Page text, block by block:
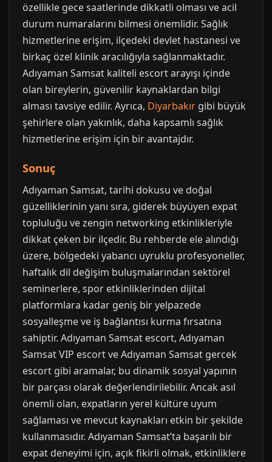
özellikle gece saatlerinde dikkatli olması ve acil
durum numaralarını bilmesi önemlidir. Sağlık
hizmetlerine erişim, ilçedeki devlet hastanesi ve
birkaç özel klinik aracılığıyla sağlanmaktadır.
Adıyaman Samsat kaliteli escort arayışı içinde
olan bireylerin, güvenilir kaynaklardan bilgi
alması tavsiye edilir. Ayrıca, Diyarbakır gibi büyük
şehirlere olan yakınlık, daha kapsamlı sağlık
hizmetlerine erişim için bir avantajdır.
Sonuç
Adıyaman Samsat, tarihi dokusu ve doğal
güzelliklerinin yanı sıra, giderek büyüyen expat
topluluğu ve zengin networking etkinlikleriyle
dikkat çeken bir ilçedir. Bu rehberde ele alındığı
üzere, bölgedeki yabancı uyruklu profesyoneller,
haftalık dil değişim buluşmalarından sektörel
seminerlere, spor etkinliklerinden dijital
platformlara kadar geniş bir yelpazede
sosyalleşme ve iş bağlantısı kurma fırsatına
sahiptir. Adıyaman Samsat escort, Adıyaman
Samsat VIP escort ve Adıyaman Samsat gercek
escort gibi aramalar, bu dinamik sosyal yapının
bir parçası olarak değerlendirilebilir. Ancak asıl
önemli olan, expatların yerel kültüre uyum
sağlaması ve mevcut kaynakları etkin bir şekilde
kullanmasıdır. Adıyaman Samsat’ta başarılı bir
expat deneyimi için, açık fikirli olmak, etkinliklere